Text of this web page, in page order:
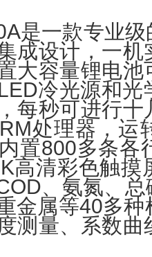
是一款专业
成设计，一
大容量锂电
冷光源和光
每秒可进行
处理器，运
置800多条各
高清彩色触摸
、氨氮、
金属等40多
测量、系数